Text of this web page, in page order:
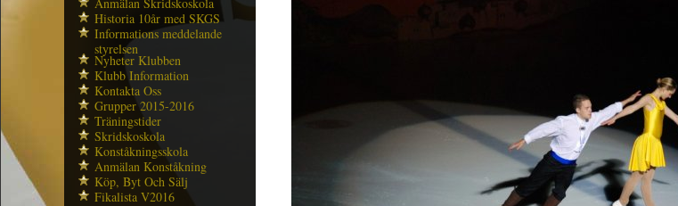
Historia 10år med SKGS
Informations meddelande
styrelsen
Nyheter Klubben
Klubb Information
Kontakta Oss
Grupper 2015-2016
Träningstider
Skridskoskola
Konståkningsskola
Anmälan Konståkning
Köp, Byt Och Sälj
Fikalista V2016